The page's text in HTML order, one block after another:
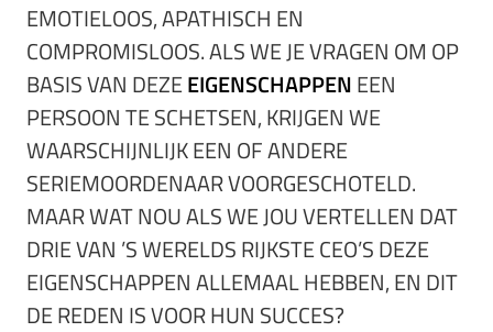
EMOTIELOOS, APATHISCH EN
COMPROMISLOOS. ALS WE JE VRAGEN OM OP
BASIS VAN DEZEEIGENSCHAPPENEEN
PERSOON TE SCHETSEN, KRIJGEN WE
WAARSCHIJNLIJK EEN OF ANDERE
SERIEMOORDENAAR VOORGESCHOTELD.
MAAR WAT NOU ALS WE JOU VERTELLEN DAT
DRIE VAN ’S WERELDS RIJKSTE CEO’S DEZE
EIGENSCHAPPEN ALLEMAAL HEBBEN, EN DIT
DE REDEN IS VOOR HUN SUCCES?